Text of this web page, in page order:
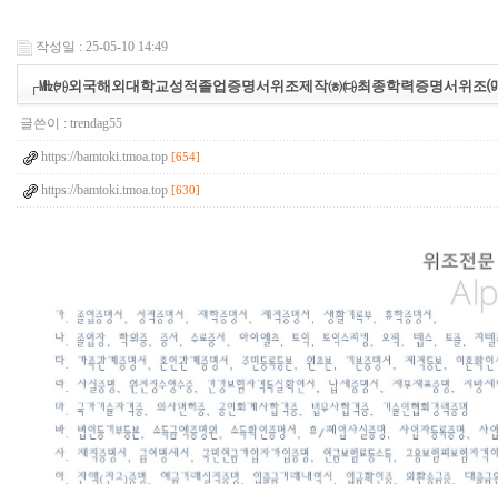
작성일 : 25-05-10 14:49
┌㎒㈘외국해외대학교성적졸업증명서위조제작㈍㈐최종학력증명서위
글쓴이 : trendag55
https://bamtoki.tmoa.top [654]
https://bamtoki.tmoa.top [630]